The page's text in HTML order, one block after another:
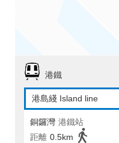
港鐵
港島綫 Island line
銅鑼灣 港鐵站
距離 0.5km